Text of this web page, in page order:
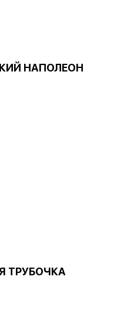
НАПОЛЕОН
ТРУБОЧКА